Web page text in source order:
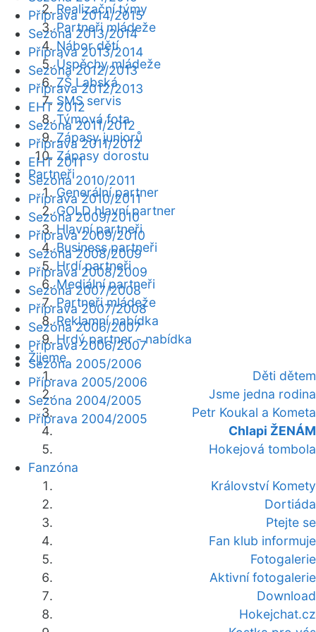
Realizační týmy
Partneři mládeže
Nábor dětí
Úspěchy mládeže
ZŠ Labská
SMS servis
Týmová fota
Zápasy juniorů
Zápasy dorostu
Partneři
Generální partner
GOLD hlavní partner
Hlavní partneři
Business partneři
Hrdí partneři
Mediální partneři
Partneři mládeže
Reklamní nabídka
Hrdý partner - nabídka
Žijeme
Děti dětem
Jsme jedna rodina
Petr Koukal a Kometa
Chlapi ŽENÁM
Hokejová tombola
Fanzóna
Království Komety
Dortiáda
Ptejte se
Fan klub informuje
Fotogalerie
Aktivní fotogalerie
Download
Hokejchat.cz
Příprava 2014/2015
Sezóna 2013/2014
Příprava 2013/2014
Sezóna 2012/2013
Příprava 2012/2013
EHT 2012
Sezóna 2011/2012
Příprava 2011/2012
EHT 2011
Sezóna 2010/2011
Příprava 2010/2011
Sezóna 2009/2010
Příprava 2009/2010
Sezóna 2008/2009
Příprava 2008/2009
Sezóna 2007/2008
Příprava 2007/2008
Sezóna 2006/2007
Příprava 2006/2007
Sezóna 2005/2006
Příprava 2005/2006
Sezóna 2004/2005
Příprava 2004/2005